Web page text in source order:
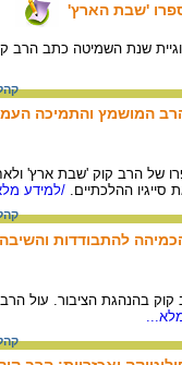
'שבת הארץ'
שנת השמיטה כתב הרב
המושמץ והתמיכה
הרב קוק 'שבת ארץ' ולאחר
סייגיו ההלכתיים. /למידע
להתבודדות
בהנהגת הציבור. עול